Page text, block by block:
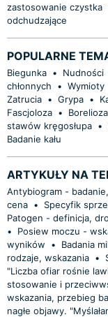
zastosowanie czystka
odchudzające
POPULARNE
Biegunka • Nudności
chłonnych
• Wymioty
Zatrucia • Grypa •
Fascjoloza • Borelioza
stawów kręgosłupa •
Badanie kału
ARTYKUŁY NA
Antybiogram -
cena • Specyfik
Patogen - definicja,
•
Posiew moczu -
wyników
•
Badania
rodzaje, wskazania •
"Liczba ofiar rośnie
stosowanie i
wskazania, przebieg
nagłe objawy.